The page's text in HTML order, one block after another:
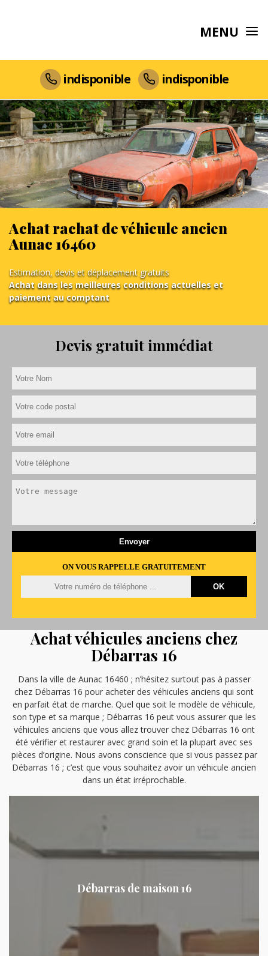
MENU
indisponible indisponible
Achat rachat de véhicule ancien
Aunac 16460
Estimation, devis et déplacement gratuits
Achat dans les meilleures conditions actuelles et
paiement au comptant
Devis gratuit immédiat
ON VOUS RAPPELLE GRATUITEMENT
Achat véhicules anciens chez
Débarras 16
Dans la ville de Aunac 16460 ; n’hésitez surtout pas à passer
chez Débarras 16 pour acheter des véhicules anciens qui sont
en parfait état de marche. Quel que soit le modèle de véhicule,
son type et sa marque ; Débarras 16 peut vous assurer que les
véhicules anciens que vous allez trouver chez Débarras 16 ont
été vérifier et restaurer avec grand soin et la plupart avec ses
pièces d’origine. Nous avons conscience que si vous passez par
Débarras 16 ; c’est que vous souhaitez avoir un véhicule ancien
dans un état irréprochable.
Débarras de maison 16